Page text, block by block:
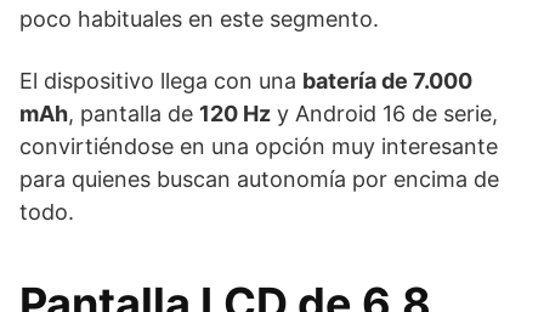
poco habituales en este segmento.
El dispositivo llega con una batería de 7.000
mAh, pantalla de 120 Hz y Android 16 de serie,
convirtiéndose en una opción muy interesante
para quienes buscan autonomía por encima de
todo.